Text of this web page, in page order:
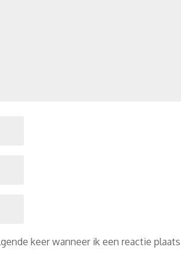
keer wanneer ik een reactie